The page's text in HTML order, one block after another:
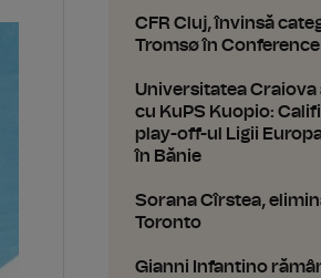
CFR Cluj, învinsă
Tromsø în
Universitatea Craiova
cu KuPS Kuopio:
play-off-ul Ligii
în Bănie
Sorana Cîrstea,
Toronto
Gianni Infantino